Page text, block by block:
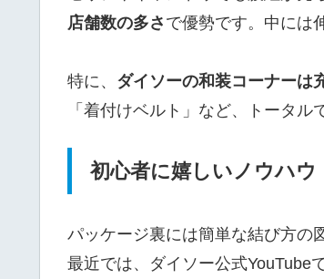
店舗数の多さ で優勢です。中には
特に、 ダイソーの和装コーナーは
「着付けベルト」など、トータル
初心者に嬉しいノウハウ
パッケージ裏には簡単な結び方の
最近では、ダイソー公式YouTube